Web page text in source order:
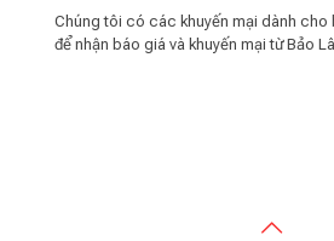
Chúng tôi có các khuyến mại dành cho
để nhận báo giá và khuyến mại từ Bảo